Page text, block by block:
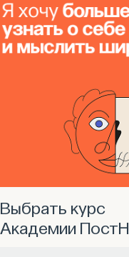
Выбрать курс
Академии